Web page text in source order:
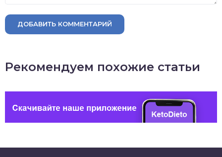
ДОБАВИТЬ КОММЕНТАРИЙ
Рекомендуем похожие статьи